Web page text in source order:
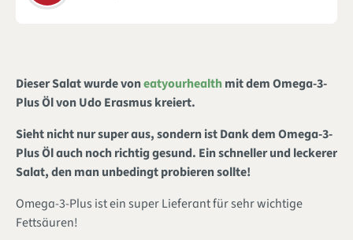
Dieser Salat wurde voneatyourhealthmit dem Omega-3-
Plus Öl von Udo Erasmus kreiert.
Sieht nicht nur super aus, sondern ist Dank dem Omega-3-
Plus Öl auch noch richtig gesund. Ein schneller und leckerer
Salat, den man unbedingt probieren sollte!
Omega-3-Plus ist ein super Lieferant für sehr wichtige
Fettsäuren!